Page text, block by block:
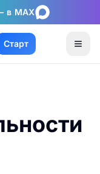
в MAX
Старт